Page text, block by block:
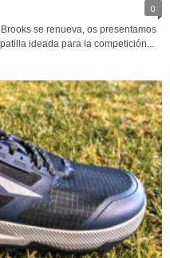
0
se renueva, os presentamos
ideada para la competición...